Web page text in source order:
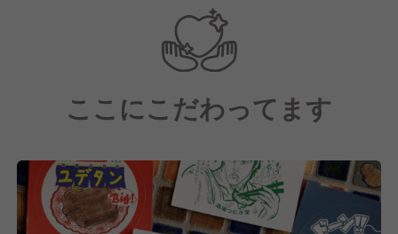
ネージャーのポストもどんどん増えていくので、上の
ポジションを目指せるチャンスが多数あることも弊社
の魅力であると考えております。
まだまだ新しい会社なので、枠にとらわれず自分の実
力を発揮することもできます！
スタッフが大勢活躍中！―――□■■
・給与例（1）30歳／経営幹部／月収80万円
・給与例（2）38歳／エリアマネジャー／月収50万円
ここにこだわってます